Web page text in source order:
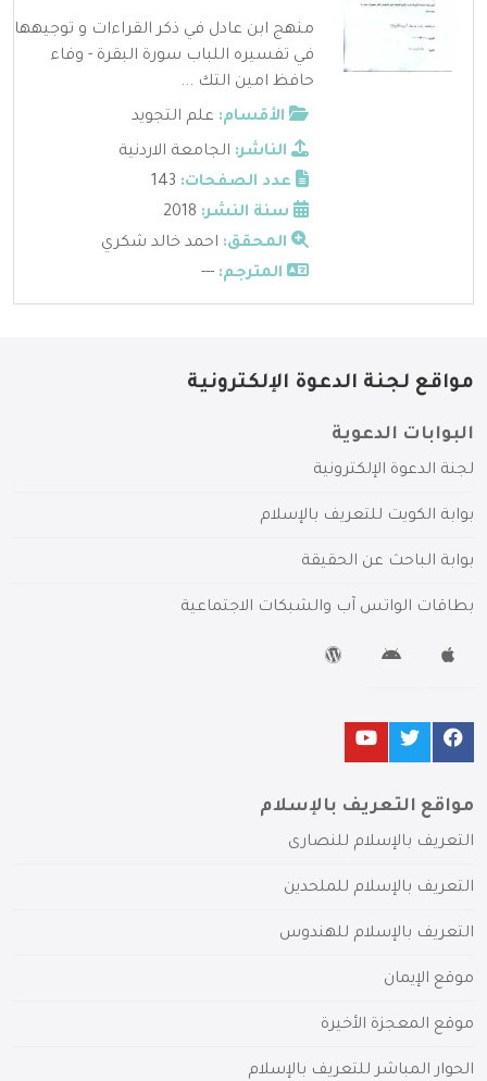
منهج ابن عادل في ذكر القراءات و توجيهها
في تفسيره اللباب سورة البقرة - وفاء
حافظ امين التك ...
الأقسام: علم التجويد
الناشر: الجامعة الاردنية
عدد الصفحات:
سنة النشر:
المحقق: احمد خالد شكري
المترجم: ---
مواقع لجنة الدعوة الإلكترونية
البوابات الدعوية
لجنة الدعوة الإلكترونية
بوابة الكويت للتعريف بالإسلام
بوابة الباحث عن الحقيقة
بطاقات الواتس آب والشبكات الاجتماعية
مواقع التعريف بالإسلام
التعريف بالإسلام للنصارى
التعريف بالإسلام للملحدين
التعريف بالإسلام للهندوس
موقع الإيمان
موقع المعجزة الأخيرة
الحوار المباشر للتعريف بالإسلام